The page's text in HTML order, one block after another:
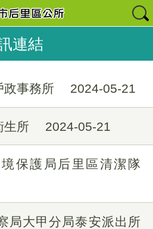
連結
政事務所 2024-05-21
生所 2024-05-21
保護局后里區清潔隊
局大甲分局泰安派出所